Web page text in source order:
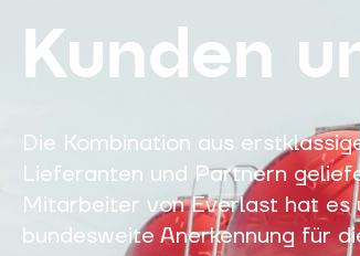
Kunden
Die Kombination aus
Lieferanten und Partnern
Mitarbeiter von Everlast hat es
bundesweite Anerkennung für